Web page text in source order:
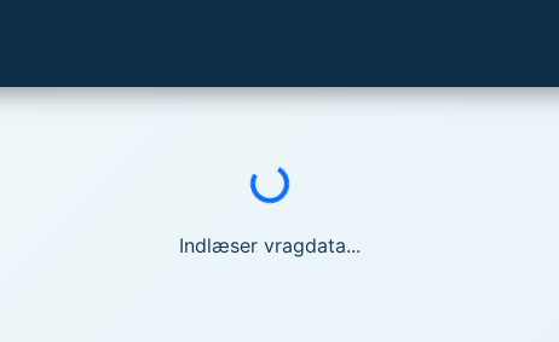
Indlæser...
Indlæser vragdata...